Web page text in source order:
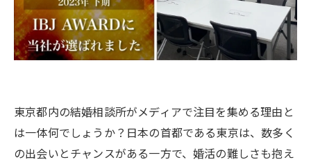
東京都内の結婚相談所がメディアで注目を集める理由と
は一体何でしょうか？日本の首都である東京は、数多く
の出会いとチャンスがある一方で、婚活の難しさも抱え